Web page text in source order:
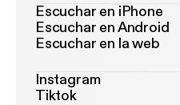
Escuchar en iPhone
Escuchar en Android
Escuchar en la web
Instagram
Tiktok